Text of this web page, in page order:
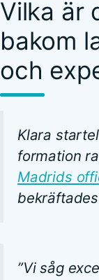
Vilka är
bakom
och
Klara
formation
Madrids
bekräftades
”Vi såg